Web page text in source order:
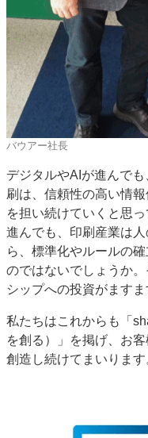
バウアー社長
デジタルやAIが進んで
刷は、信頼性の高い情
を担い続けていくと思
進んでも、印刷産業は
ら、標準化やルールの
のではないでしょうか
シップへの投資がますま
私たちはこれからも「
を創る）」を掲げ、お
創造し続けてまいります